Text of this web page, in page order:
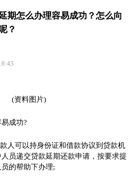
期怎么办理容易成功？怎么向
？
(资料图片)
成功?
人可以持身份证和借款协议到贷款机
员递交贷款延期还款申请，按要求提
的帮助下办理;